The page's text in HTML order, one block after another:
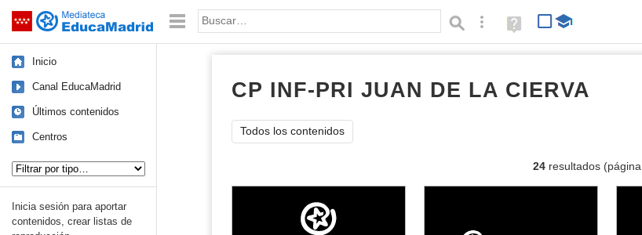
Saltar navegación Palabra o frase: Búsqueda avanzada
Ayuda
(en
Inicio
Canal EducaMadrid
Últimos contenidos
Centros
Inicia sesión para aportar
contenidos, crear listas de
CP INF-PRI JUAN DE LA CIERVA
Todos los contenidos
24resultados (página